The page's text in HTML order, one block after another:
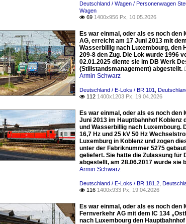
Deutschland / Wagen / Personenwagen
Wagen
 69 1400x956 Px, 10.05.2026
Es war einmal, oder als es noch den
AG, erreicht am 17 Juni 2013 mit
Wasserbillig nach Luxembourg, den
209-8 den Zug. Die Lok wurde 1996
02.01.2025 diente sie im DB Werk
(Stillstandsmanagement) abgestellt.
Armin Schwarz
Deutschland / E-Loks / BR 101
 112 1400x1203 Px, 19.04.2026
Es war einmal, oder als es noch den
Juni 2013 im Hauptbahnhof Koblenz
und Wasserbillig nach Luxembourg.
16,7 Hz und 25 kV 50 Hz
Luxemburg in Koblenz und zogen
unter der Fabriknummer 5275
geliefert. Sie hatte die Zulassung für
abgestellt, am 28.06.2017 wurde sie
Armin Schwarz
Deutschland / E-Loks / BR 181.2
 116 1400x933 Px, 19.04.2026
Es war einmal, oder als es noch den
Fernverkehr AG mit dem IC 134
nach Luxembourg den